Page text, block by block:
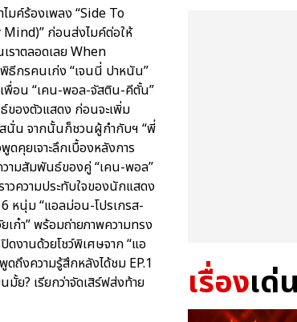
มค์ร้องเพลง “Side To
Mind)” ก่อนส่งไมค์ต่อให้
ราตลอดเลย When
ธีกรคนเก่ง “เจนนี่ ปาหนัน”
พื่อน “เคน-พอล-จัสติน-คีตั้น”
ของตัวแสดง ก่อนจะเพิ่ม
นั่น จากนั้นก็ชวนผู้กำกับฯ “พี่
คุยเจาะลึกเบื้องหลังการ
วามสัมพันธ์ของคู่ “เคน-พอล”
วความประทับใจของนักแสดง
หนุ่ม “แอลม่อน-โปรเกรส-
ก๋า” พร้อมถ่ายภาพความทรง
งานด้วยโชว์พิเศษจาก “แอ
ถึงความรู้สึกหลังได้ชม EP.1
ย? เรียกว่าจัดเสิร์ฟส่งท้าย
เรื่องเด่น